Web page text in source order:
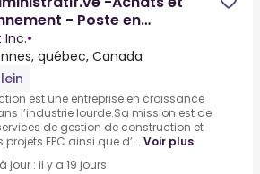
- Poste en
un client dans le
Inc.•
québec, Canada
est une entreprise en croissance
l’industrie lourde.Sa mission est de
de gestion de construction et
ainsi que d’... Voir plus
jour : il y a 19 jours